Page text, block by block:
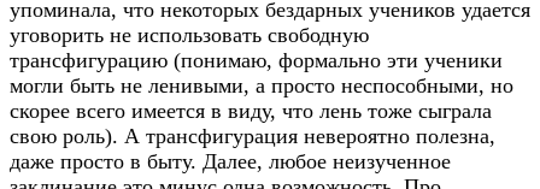
упоминала, что некоторых бездарных учеников удается
уговорить не использовать свободную
трансфигурацию (понимаю, формально эти ученики
могли быть не ленивыми, а просто неспособными, но
скорее всего имеется в виду, что лень тоже сыграла
свою роль). А трансфигурация невероятно полезна,
даже просто в быту. Далее, любое неизученное